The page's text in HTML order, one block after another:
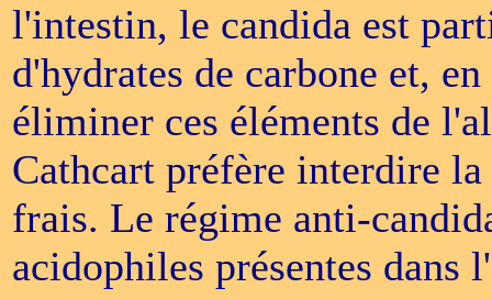
l'intestin, le candida est
d'hydrates de carbone et,
éliminer ces éléments de
Cathcart préfère interdire
frais. Le régime anti-
acidophiles présentes